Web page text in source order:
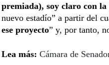
premiada), soy claro con
nuevo estadío” a partir del
ese proyecto” y, por tanto,
Lea más: Cámara de